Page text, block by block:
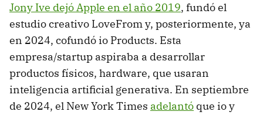
Jony Ive dejó Apple en el año 2019, fundó el
estudio creativo LoveFrom y, posteriormente, ya
en 2024, cofundó io Products. Esta
empresa/startup aspiraba a desarrollar
productos físicos, hardware, que usaran
inteligencia artificial generativa. En septiembre
de 2024, el New York Times adelantó que io y